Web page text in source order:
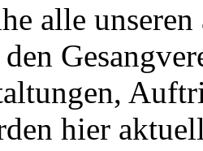
alle unseren
hier